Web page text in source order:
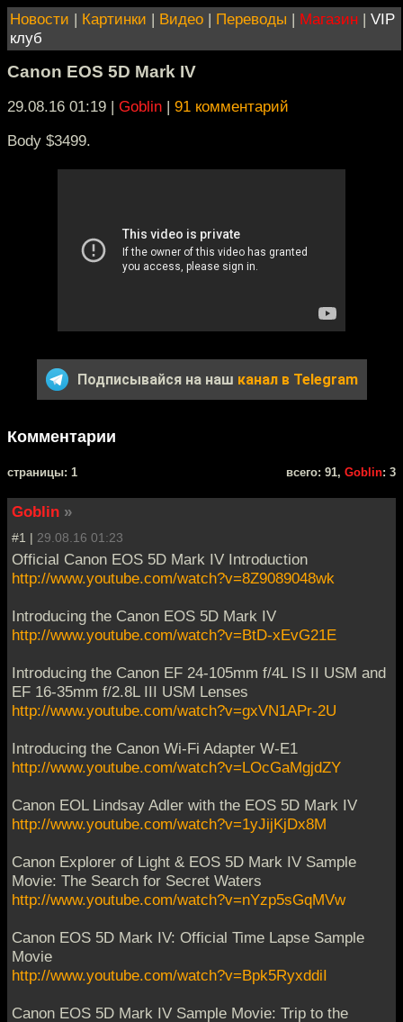
Новости | Картинки | Видео | Переводы | Магазин | VIP
клуб
Canon EOS 5D Mark IV
29.08.16 01:19 | Goblin | 91 комментарий
Body $3499.
Подписывайся на наш канал в Telegram
Комментарии
cтраницы: 1 всего: 91, Goblin: 3
Goblin »
#1 | 29.08.16 01:23
Official Canon EOS 5D Mark IV Introduction
http://www.youtube.com/watch?v=8Z9089048wk
Introducing the Canon EOS 5D Mark IV
http://www.youtube.com/watch?v=BtD-xEvG21E
Introducing the Canon EF 24-105mm f/4L IS II USM and
EF 16-35mm f/2.8L III USM Lenses
http://www.youtube.com/watch?v=gxVN1APr-2U
Introducing the Canon Wi-Fi Adapter W-E1
http://www.youtube.com/watch?v=LOcGaMgjdZY
Canon EOL Lindsay Adler with the EOS 5D Mark IV
http://www.youtube.com/watch?v=1yJijKjDx8M
Canon Explorer of Light & EOS 5D Mark IV Sample
Movie: The Search for Secret Waters
http://www.youtube.com/watch?v=nYzp5sGqMVw
Canon EOS 5D Mark IV: Official Time Lapse Sample
Movie
http://www.youtube.com/watch?v=Bpk5RyxddiI
Canon EOS 5D Mark IV Sample Movie: Trip to the